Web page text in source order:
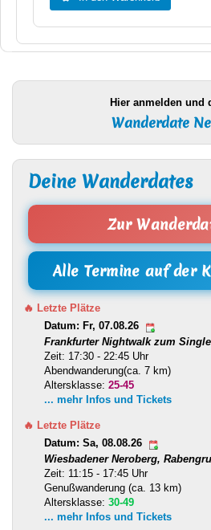
Hier anmelden und
Wanderdate
Deine Wanderdates
Zur
Alle Termine auf der
🔥 Letzte Plätze
Datum: Fr, 07.08.26
Frankfurter Nightwalk zum
Zeit: 17:30 - 22:45 Uhr
Abendwanderung(ca. 7 km)
Altersklasse: 25-45
... mehr Infos und Tickets
🔥 Letzte Plätze
Datum: Sa, 08.08.26
Wiesbadener Neroberg,
Zeit: 11:15 - 17:45 Uhr
Genußwanderung (ca. 13 km)
Altersklasse: 30-49
... mehr Infos und Tickets